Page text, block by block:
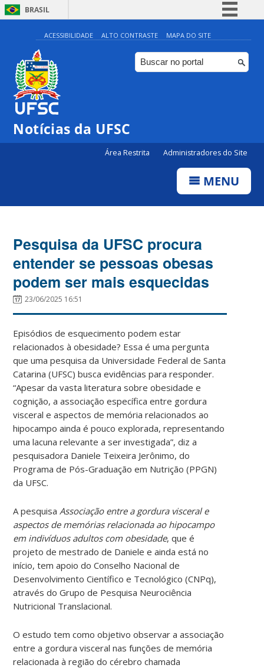
BRASIL
Simplifique!
Comunica BR
Participe
ACESSIBILIDADE ALTO CONTRASTE MAPA DO SITE
Notícias da UFSC
Área Restrita Administradores do Site
MENU
Pesquisa da UFSC procura
entender se pessoas obesas
podem ser mais esquecidas
23/06/2025 16:51
Episódios de esquecimento podem estar
relacionados à obesidade? Essa é uma pergunta
que uma pesquisa da Universidade Federal de Santa
Catarina (UFSC) busca evidências para responder.
“Apesar da vasta literatura sobre obesidade e
cognição, a associação específica entre gordura
visceral e aspectos de memória relacionados ao
hipocampo ainda é pouco explorada, representando
uma lacuna relevante a ser investigada”, diz a
pesquisadora Daniele Teixeira Jerônimo, do
Programa de Pós-Graduação em Nutrição (PPGN)
da UFSC.
A pesquisa Associação entre a gordura visceral e
aspectos de memórias relacionada ao hipocampo
em indivíduos adultos com obesidade, que é
projeto de mestrado de Daniele e ainda está no
início, tem apoio do Conselho Nacional de
Desenvolvimento Científico e Tecnológico (CNPq),
através do Grupo de Pesquisa Neurociência
Nutricional Translacional.
O estudo tem como objetivo observar a associação
entre a gordura visceral nas funções de memória
relacionada à região do cérebro chamada